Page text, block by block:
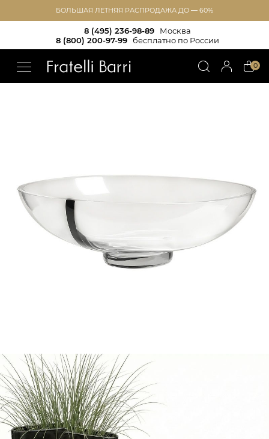
БОЛЬШАЯ ЛЕТНЯЯ РАСПРОДАЖА ДО — 60%
8 (495) 236-98-89
Москва
8 (800) 200-97-99
бесплатно по России
0